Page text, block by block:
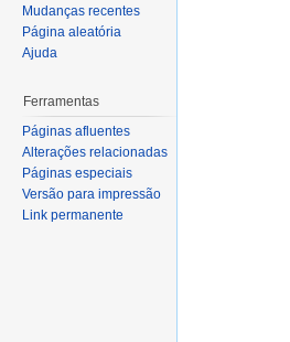
Mudanças recentes
Página aleatória
Ajuda
Ferramentas
Páginas afluentes
Alterações relacionadas
Páginas especiais
Versão para impressão
Link permanente